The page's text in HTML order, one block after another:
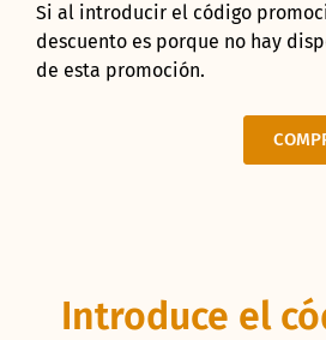
Si al introducir el código
descuento es porque no hay
de esta promoción.
Introduce el